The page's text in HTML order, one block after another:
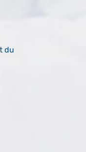
du